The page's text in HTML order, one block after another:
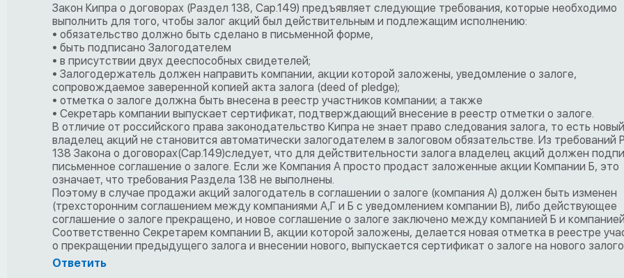
Закон Кипра о договорах (Раздел 138, Cap.149) предъявляет следующие требования, которые необходимо
выполнить для того, чтобы залог акций был действительным и подлежащим исполнению:
• обязательство должно быть сделано в письменной форме,
• быть подписано Залогодателем
• в присутствии двух дееспособных свидетелей;
• Залогодержатель должен направить компании, акции которой заложены, уведомление о залоге,
сопровождаемое заверенной копией акта залога (deed of pledge);
• отметка о залоге должна быть внесена в реестр участников компании; а также
• Секретарь компании выпускает сертификат, подтверждающий внесение в реестр отметки о залоге.
В отличие от российского права законодательство Кипра не знает право следования залога, то есть новый
владелец акций не становится автоматически залогодателем в залоговом обязательстве. Из требований
138 Закона о договорах(Cap.149)следует, что для действительности залога владелец акций должен
письменное соглашение о залоге. Если же Компания А просто продаст заложенные акции Компании Б, это
означает, что требования Раздела 138 не выполнены.
Поэтому в случае продажи акций залогодатель в соглашении о залоге (компания А) должен быть изменен
(трехсторонним соглашением между компаниями А,Г и Б с уведомлением компании В), либо действующее
соглашение о залоге прекращено, и новое соглашение о залоге заключено между компанией Б и
Соответственно Секретарем компании В, акции которой заложены, делается новая отметка в реестре
о прекращении предыдущего залога и внесении нового, выпускается сертификат о залоге на нового
Ответить